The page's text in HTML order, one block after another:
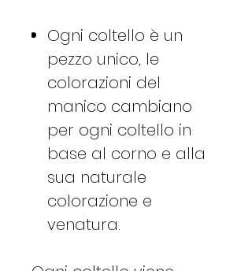
Ogni coltello è un
pezzo unico, le
colorazioni del
manico cambiano
per ogni coltello in
base al corno e alla
sua naturale
colorazione e
venatura.